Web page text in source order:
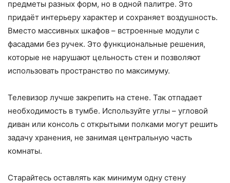
предметы разных форм, но в одной палитре. Это
придаёт интерьеру характер и сохраняет воздушность.
Вместо массивных шкафов – встроенные модули с
фасадами без ручек. Это функциональные решения,
которые не нарушают цельность стен и позволяют
использовать пространство по максимуму.
Телевизор лучше закрепить на стене. Так отпадает
необходимость в тумбе. Используйте углы – угловой
диван или консоль с открытыми полками могут решить
задачу хранения, не занимая центральную часть
комнаты.
Старайтесь оставлять как минимум одну стену